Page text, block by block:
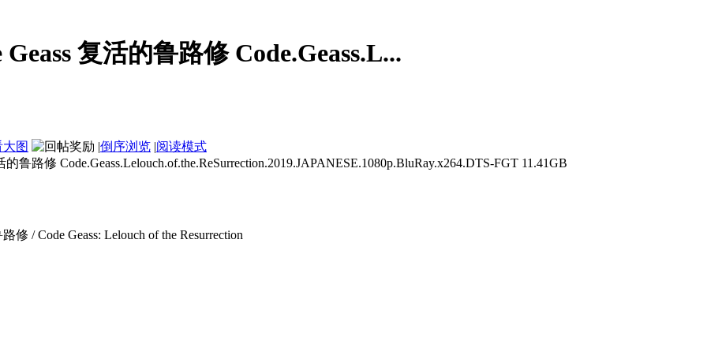
复活的鲁路修 Code.Geass.L...
大图 |倒序浏览 |阅读模式
路修 Code.Geass.Lelouch.of.the.ReSurrection.2019.JAPANESE.1080p.BluRay.x264.DTS-FGT 11.41GB
Code Geass: Lelouch of the Resurrection